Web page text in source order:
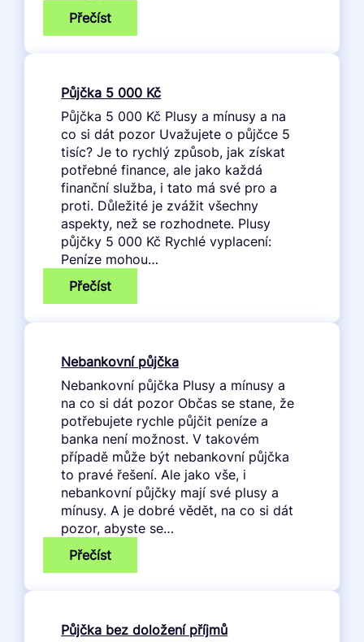
Přečíst:
Půjčka
Půjčka 5 000 Kč
Půjčka 5 000 Kč Plusy a mínusy a na
co si dát pozor Uvažujete o půjčce 5
tisíc? Je to rychlý způsob, jak získat
potřebné finance, ale jako každá
finanční služba, i tato má své pro a
proti. Důležité je zvážit všechny
aspekty, než se rozhodnete. Plusy
půjčky 5 000 Kč Rychlé vyplacení:
Peníze mohou…
Přečíst:
Půjčka
Kč
Nebankovní půjčka
Nebankovní půjčka Plusy a mínusy a
na co si dát pozor Občas se stane, že
potřebujete rychle půjčit peníze a
banka není možnost. V takovém
případě může být nebankovní půjčka
to pravé řešení. Ale jako vše, i
nebankovní půjčky mají své plusy a
mínusy. A je dobré vědět, na co si dát
pozor, abyste se…
Přečíst:
Nebankovní
Půjčka bez doložení příjmů